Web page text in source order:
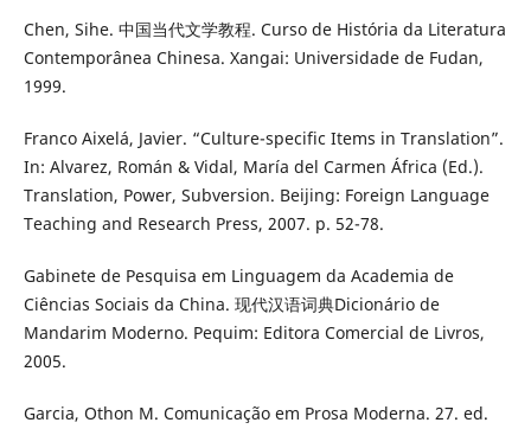
Chen, Sihe. 中国当代文学教程. Curso de História da Literatura
Contemporânea Chinesa. Xangai: Universidade de Fudan,
1999.
Franco Aixelá, Javier. “Culture-specific Items in Translation”.
In: Alvarez, Román & Vidal, María del Carmen África (Ed.).
Translation, Power, Subversion. Beijing: Foreign Language
Teaching and Research Press, 2007. p. 52-78.
Gabinete de Pesquisa em Linguagem da Academia de
Ciências Sociais da China. 现代汉语词典Dicionário de
Mandarim Moderno. Pequim: Editora Comercial de Livros,
2005.
Garcia, Othon M. Comunicação em Prosa Moderna. 27. ed.